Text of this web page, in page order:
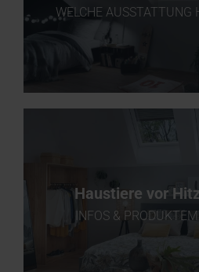
WELCHE AUSSTATTUNG
Haustiere vor
INFOS &